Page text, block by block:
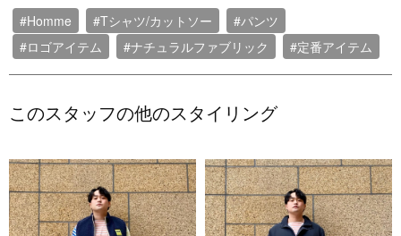
#Homme #Tシャツ/カットソー
#パンツ
#ロゴアイテム
#ナチュラルファブリック #定番アイテム
このスタッフの他のスタイリング